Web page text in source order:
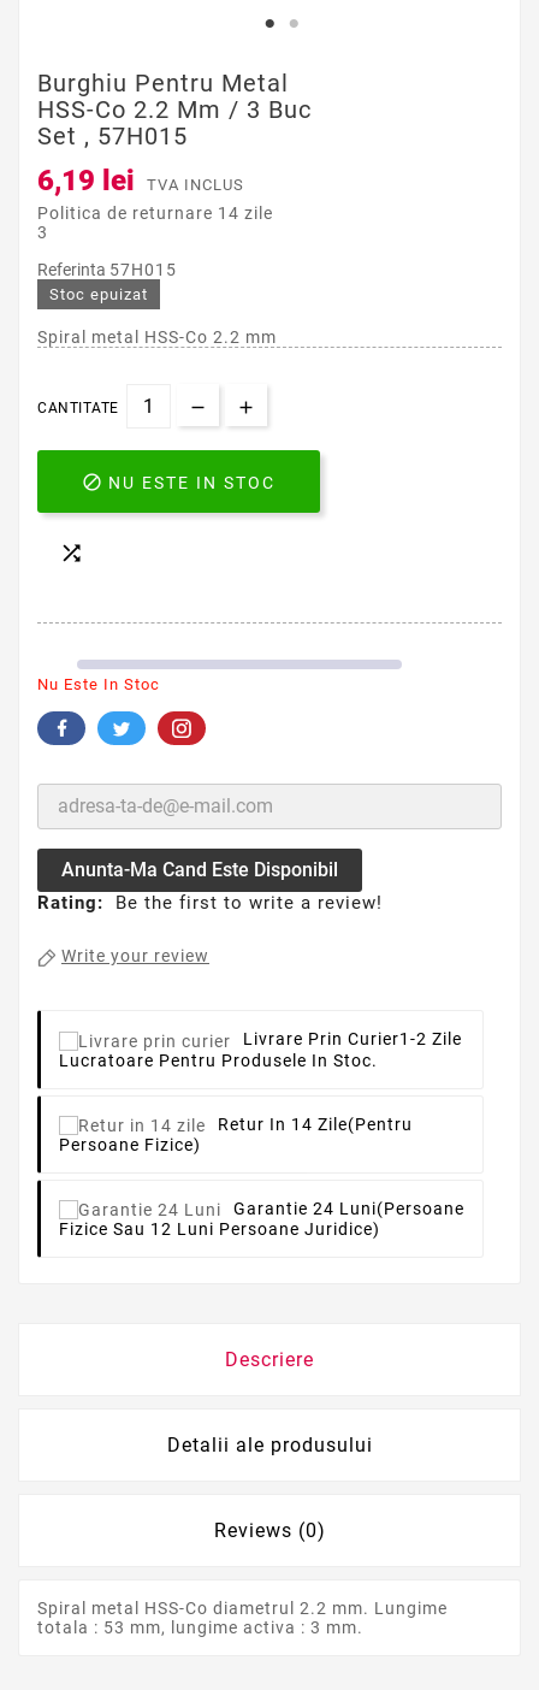
Burghiu Pentru Metal
HSS-Co 2.2 Mm / 3 Buc
Set , 57H015
6,19 lei TVA INCLUS
Politica de returnare 14 zile
3
Referinta 57H015
Stoc epuizat
Spiral metal HSS-Co 2.2 mm
CANTITATE
 NU ESTE IN STOC

Nu Este In Stoc
Anunta-Ma Cand Este Disponibil
Rating: Be the first to write a review!
Write your review
Livrare Prin Curier1-2 Zile
Lucratoare Pentru Produsele In Stoc.
Retur In 14 Zile(pentru
Persoane Fizice)
Garantie 24 Luni(persoane
Fizice Sau 12 Luni Persoane Juridice)
Descriere
Detalii ale produsului
Reviews (0)
Spiral metal HSS-Co diametrul 2.2 mm. Lungime
totala : 53 mm, lungime activa : 3 mm.